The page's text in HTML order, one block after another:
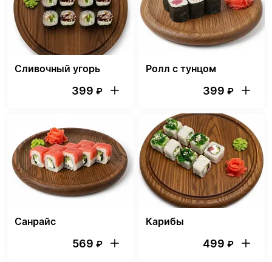
Сливочный угорь
399 ₽
Ролл с тунцом
399 ₽
Санрайс
569 ₽
Карибы
499 ₽